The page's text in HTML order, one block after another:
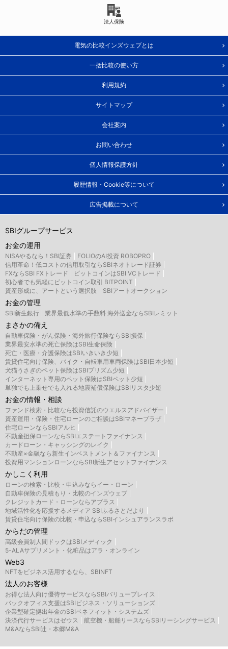
法人保険
電気の比較インズウェブとは
一括比較の使い方
利用規約
サイトマップ
会社案内
お問い合わせ
個人情報保護方針
履歴情報・Cookie等について
広告掲載について
SBIグループサービス
お金の運用
NISAやるなら！SBI証券
FOLIOのAI投資 ROBOPRO
信用革命！低コストの信用取引ならSBIネオトレード証券
FXならSBI FXトレード
ビットコインはSBI VCトレード
初心者でも気軽にビットコイン取引 BITPOINT
資産形成に、アートという選択肢 SBIアートオークション
お金の管理
SBI新生銀行 業界最低水準の手数料 海外送金ならSBIレミット
まさかの備え
自動車保険・がん保険・海外旅行保険ならSBI損保
業界最安水準の死亡保険はSBI生命保険
死亡・医療・介護保険はSBIいきいき少短
賃貸住宅向け保険、バイク・自転車用車両保険はSBI日本少短
犬猫うさぎのペット保険はSBIプリズム少短
インターネット専用のペット保険はSBIペット少短
単独でも上乗せでも入れる地震補償保険はSBIリスタ少短
お金の情報・相談
ファンド検索・比較なら投資信託のウエルスアドバイザー
資産運用・保険・住宅ローンのご相談はSBIマネープラザ
住宅ローンならSBIアルヒ
不動産担保ローンならSBIエステートファイナンス
カードローン・キャッシングのレイク
不動産×金融なら新生インベストメント＆ファイナンス
投資用マンションローンならSBI新生アセットファイナンス
かしこく利用
ローンの検索・比較・申込みならイー・ローン
自動車保険の見積もり・比較のインズウェブ
クレジットカード・ローンならアプラス
地域活性化を応援するメディア SBIふるさとだより
賃貸住宅向け保険の比較・申込ならSBIインシュアランスラボ
からだの管理
高級会員制人間ドックはSBIメディック
5-ALAサプリメント・化粧品はアラ・オンライン
Web3
NFTをビジネス活用するなら、SBINFT
法人のお客様
お得な法人向け優待サービスならSBIバリュープレイス
バックオフィス支援はSBIビジネス・ソリューションズ
企業型確定拠出年金のSBIベネフィット・システムズ
決済代行サービスはゼウス
航空機・船舶リースならSBIリーシングサービス
M&AならSBI辻・本郷M&A